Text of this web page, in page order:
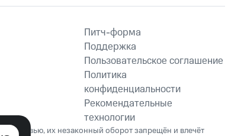
Питч-форма
Поддержка
Пользовательское соглашение
Политика
конфиденциальности
Рекомендательные
технологии
здоровью, их незаконный оборот запрещён и влечёт